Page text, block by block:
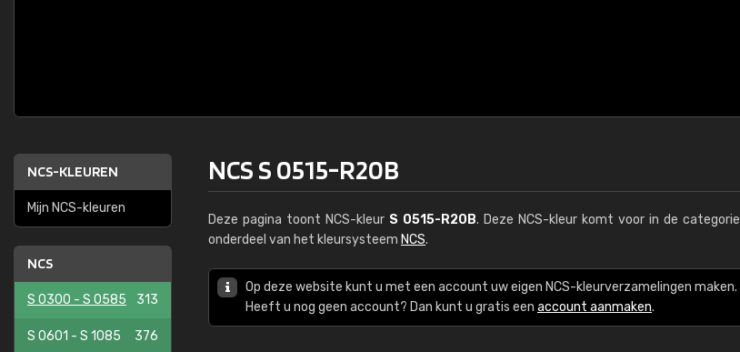
NCS-KLEUREN
Mijn NCS-kleuren
NCS
S 0300 - S 0585 313
S 0601 - S 1085 376
NCS S 0515-R20B
Deze pagina toont NCS-kleur S 0515-R20B. Deze NCS-kleur komt voor in de categorie
onderdeel van het kleursysteem NCS.
Op deze website kunt u met een account uw eigen NCS-kleurverzamelingen maken.
Heeft u nog geen account? Dan kunt u gratis een account aanmaken.